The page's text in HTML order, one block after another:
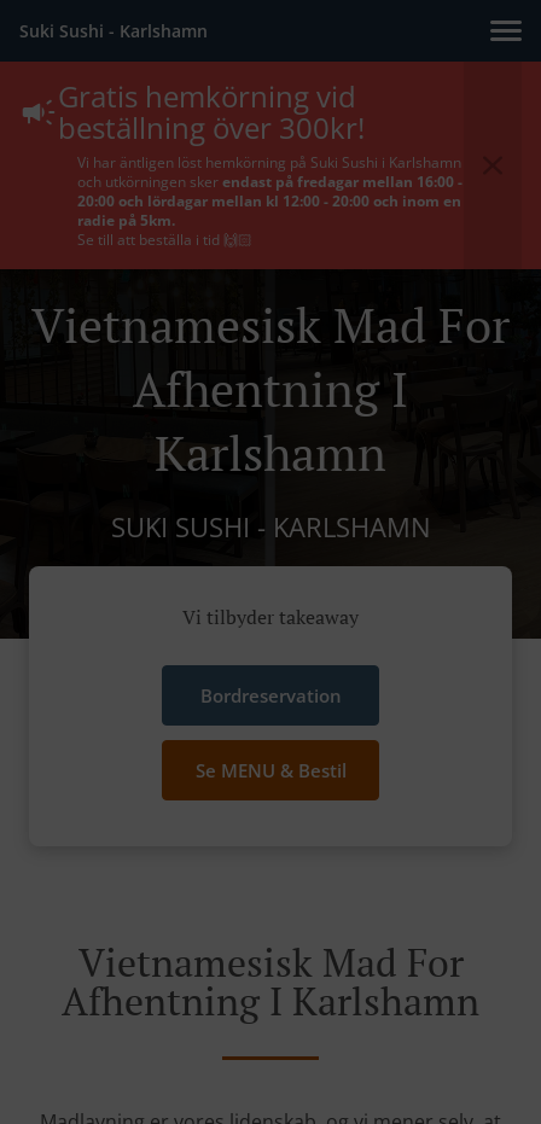
Suki Sushi - Karlshamn
Gratis hemkörning vid
beställning över 300kr!
Vi har äntligen löst hemkörning på Suki Sushi i Karlshamn
och utkörningen sker endast på fredagar mellan 16:00 -
20:00 och lördagar mellan kl 12:00 - 20:00 och inom en
radie på 5km.
Se till att beställa i tid 🙌🏻
Vietnamesisk Mad For
Afhentning I
Karlshamn
SUKI SUSHI - KARLSHAMN
Vi tilbyder takeaway
Bordreservation
Se MENU & Bestil
Vietnamesisk Mad For
Afhentning I Karlshamn